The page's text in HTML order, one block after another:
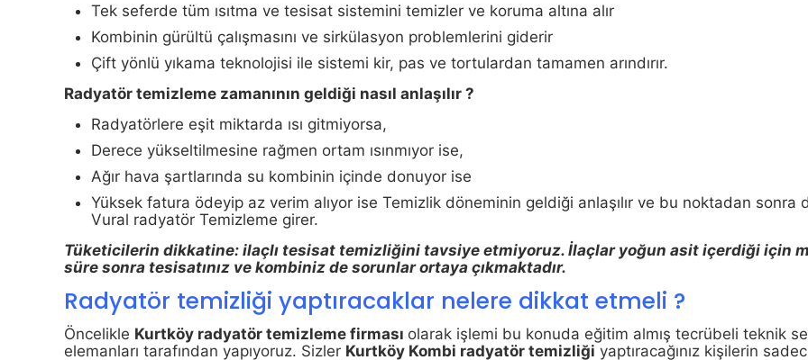
Tek seferde tüm ısıtma ve tesisat sistemini temizler ve koruma altına alır
Kombinin gürültü çalışmasını ve sirkülasyon problemlerini giderir
Çift yönlü yıkama teknolojisi ile sistemi kir, pas ve tortulardan tamamen arındırır.
Radyatör temizleme zamanının geldiği nasıl anlaşılır ?
Radyatörlere eşit miktarda ısı gitmiyorsa,
Derece yükseltilmesine rağmen ortam ısınmıyor ise,
Ağır hava şartlarında su kombinin içinde donuyor ise
Yüksek fatura ödeyip az verim alıyor ise Temizlik döneminin geldiği anlaşılır ve bu noktadan sonra
Vural radyatör Temizleme girer.
Tüketicilerin dikkatine: ilaçlı tesisat temizliğini tavsiye etmiyoruz. İlaçlar yoğun asit içerdiği için
süre sonra tesisatınız ve kombiniz de sorunlar ortaya çıkmaktadır.
Radyatör temizliği yaptıracaklar nelere dikkat etmeli ?
Öncelikle Kurtköy radyatörtemizleme firması olarak işlemi bu konuda eğitim almış tecrübeli teknik
elemanları tarafından yapıyoruz. Sizler Kurtköy Kombi radyatör temizliği yaptıracağınız kişilerin